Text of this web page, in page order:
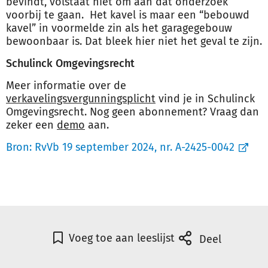
voorbij te gaan. Het kavel is maar een “bebouwd
kavel” in voormelde zin als het garagegebouw
bewoonbaar is. Dat bleek hier niet het geval te zijn.
Schulinck Omgevingsrecht
Meer informatie over de
verkavelingsvergunningsplicht vind je in Schulinck
Omgevingsrecht. Nog geen abonnement? Vraag dan
zeker een demo aan.
Bron: RvVb 19 september 2024, nr. A-2425-0042
Voeg toe aan leeslijst Deel